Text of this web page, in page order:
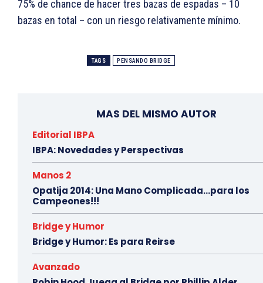
75% de chance de hacer tres bazas de espadas – 10
bazas en total – con un riesgo relativamente mínimo.
TAGS PENSANDO BRIDGE
MAS DEL MISMO AUTOR
Editorial IBPA
IBPA: Novedades y Perspectivas
Manos 2
Opatija 2014: Una Mano Complicada…para los
Campeones!!!
Bridge y Humor
Bridge y Humor: Es para Reirse
Avanzado